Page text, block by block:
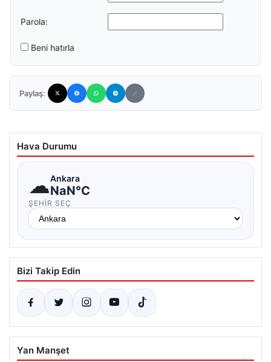
Parola:
Beni hatırla
Paylaş:
Hava Durumu
☁Ankara
NaN°C
ŞEHIR SEÇ
Bizi Takip Edin
Yan Manşet